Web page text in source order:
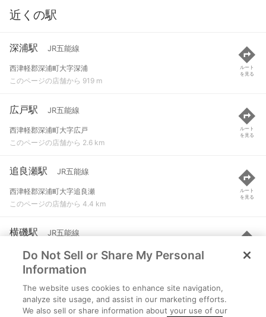
近くの駅
深浦駅 JR五能線
西津軽郡深浦町大字深浦
このページの店舗から 919 m
ルート
を見る
広戸駅 JR五能線
西津軽郡深浦町大字広戸
このページの店舗から 2.6 km
ルート
を見る
追良瀬駅 JR五能線
西津軽郡深浦町大字追良瀬
このページの店舗から 4.4 km
ルート
を見る
横磯駅 JR五能線
西津軽郡深浦町大字横磯
このページの店舗から 4.9 km
ルート
を見る
驫木駅 JR五能線
西津軽郡深浦町大字驫木
Do Not Sell or Share My Personal
Information
The website uses cookies to enhance site navigation,
analyze site usage, and assist in our marketing efforts.
We also sell or share information about your use of our